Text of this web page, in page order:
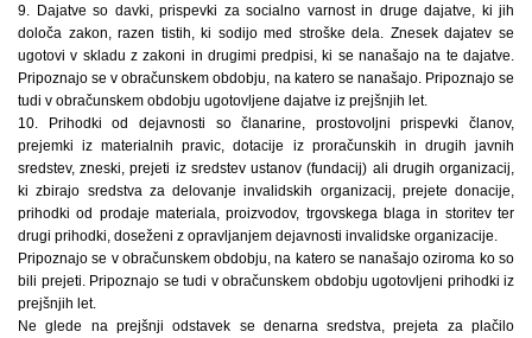
9. Dajatve so davki, prispevki za socialno varnost in druge dajatve, ki jih
določa zakon, razen tistih, ki sodijo med stroške dela. Znesek dajatev se
ugotovi v skladu z zakoni in drugimi predpisi, ki se nanašajo na te dajatve.
Pripoznajo se v obračunskem obdobju, na katero se nanašajo. Pripoznajo se
tudi v obračunskem obdobju ugotovljene dajatve iz prejšnjih let.
10. Prihodki od dejavnosti so članarine, prostovoljni prispevki članov,
prejemki iz materialnih pravic, dotacije iz proračunskih in drugih javnih
sredstev, zneski, prejeti iz sredstev ustanov (fundacij) ali drugih organizacij,
ki zbirajo sredstva za delovanje invalidskih organizacij, prejete donacije,
prihodki od prodaje materiala, proizvodov, trgovskega blaga in storitev ter
drugi prihodki, doseženi z opravljanjem dejavnosti invalidske organizacije.
Pripoznajo se v obračunskem obdobju, na katero se nanašajo oziroma ko so
bili prejeti. Pripoznajo se tudi v obračunskem obdobju ugotovljeni prihodki iz
prejšnjih let.
Ne glede na prejšnji odstavek se denarna sredstva, prejeta za plačilo